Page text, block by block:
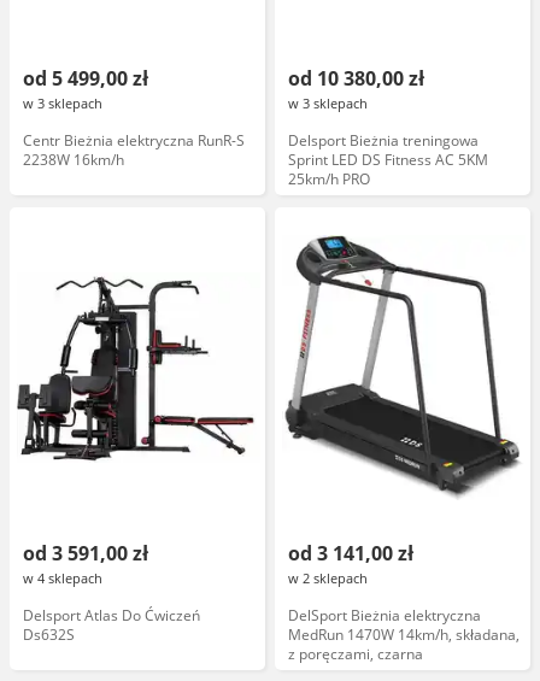
od 5 499,00 zł
w 3 sklepach
Centr Bieżnia elektryczna RunR-S
2238W 16km/h
od 10 380,00 zł
w 3 sklepach
Delsport Bieżnia treningowa
Sprint LED DS Fitness AC 5KM
25km/h PRO
od 3 591,00 zł
w 4 sklepach
Delsport Atlas Do Ćwiczeń
Ds632S
od 3 141,00 zł
w 2 sklepach
DelSport Bieżnia elektryczna
MedRun 1470W 14km/h, składana,
z poręczami, czarna